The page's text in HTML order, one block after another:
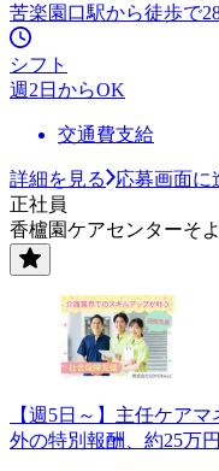
苦楽園口駅から徒歩で
シフト
週2日からOK
交通費支給
詳細を見る
応募画面に
正社員
香櫨園ケアセンターそ
【週5日～】主任ケア
外の特別報酬、約25万